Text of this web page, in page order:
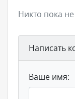
Никто пока
Написать
Ваше имя: